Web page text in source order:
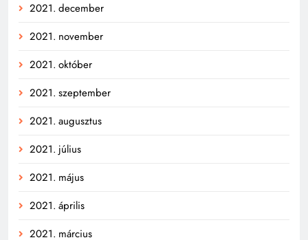
2021. december
2021. november
2021. október
2021. szeptember
2021. augusztus
2021. július
2021. május
2021. április
2021. március